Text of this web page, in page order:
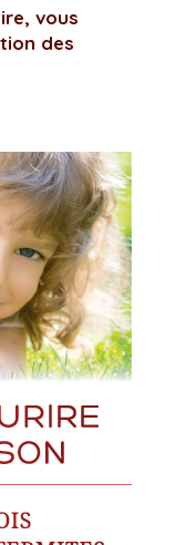
vous
des